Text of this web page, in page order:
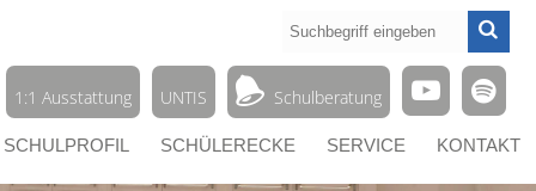

SCHULPROFIL SCHÜLERECKE SERVICE KONTAKT


 Schulberatung
UNTIS
1:1 Ausstattung